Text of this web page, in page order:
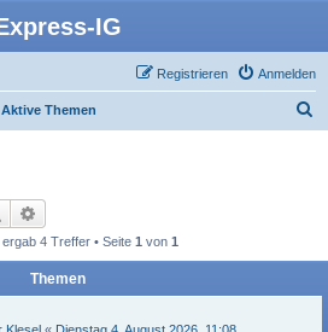
IG
Anmelden
Registrieren
Aktive Themen
Suche
4 Treffer • Seite 1 von 1
Themen
Klesel « Dienstag 4. August 2026, 11:08